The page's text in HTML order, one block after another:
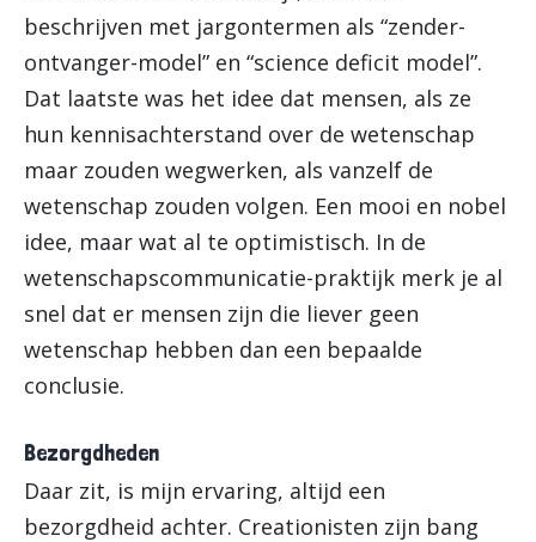
beschrijven met jargontermen als “zender-
ontvanger-model” en “science deficit model”.
Dat laatste was het idee dat mensen, als ze
hun kennisachterstand over de wetenschap
maar zouden wegwerken, als vanzelf de
wetenschap zouden volgen. Een mooi en nobel
idee, maar wat al te optimistisch. In de
wetenschapscommunicatie-praktijk merk je al
snel dat er mensen zijn die liever geen
wetenschap hebben dan een bepaalde
conclusie.
Bezorgdheden
Daar zit, is mijn ervaring, altijd een
bezorgdheid achter. Creationisten zijn bang